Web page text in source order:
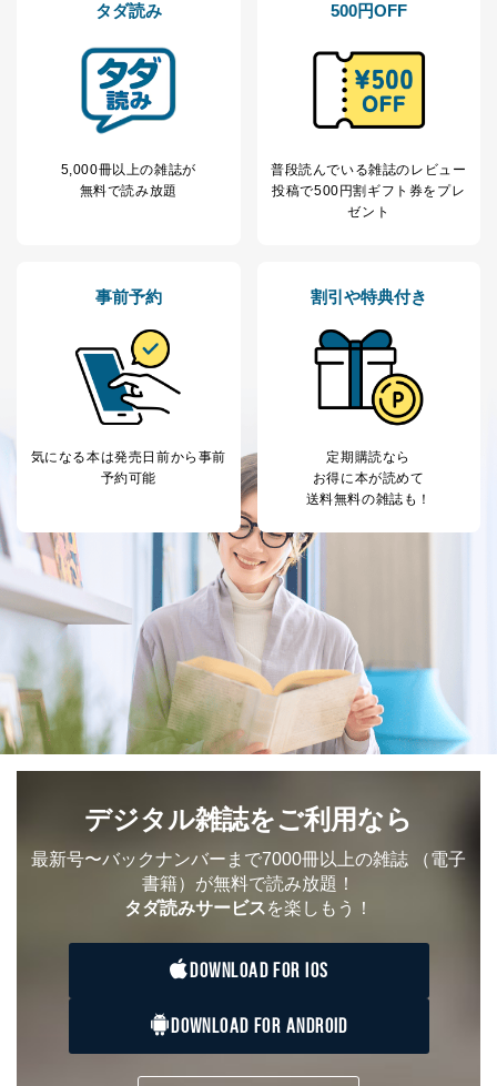
タダ読み
5,000冊以上の雑誌が
無料で読み放題
500円OFF
普段読んでいる雑誌のレビュー
投稿で500円割ギフト券をプレ
ゼント
事前予約
気になる本は発売日前から事前
予約可能
割引や特典付き
定期購読なら
お得に本が読めて
送料無料の雑誌も！
デジタル雑誌をご利用なら
最新号〜バックナンバーまで7000冊以上の雑誌 （電子
書籍）が無料で読み放題！
タダ読みサービスを楽しもう！
DOWNLOAD FOR IOS
DOWNLOAD FOR ANDROID